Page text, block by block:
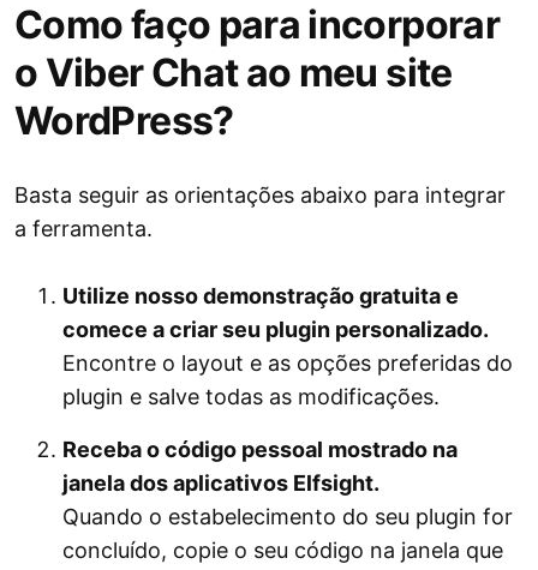
Como faço para incorporar
o Viber Chat ao meu site
WordPress?
Basta seguir as orientações abaixo para integrar
a ferramenta.
Utilize nosso demonstração gratuita e
comece a criar seu plugin personalizado.
Encontre o layout e as opções preferidas do
plugin e salve todas as modificações.
Receba o código pessoal mostrado na
janela dos aplicativos Elfsight.
Quando o estabelecimento do seu plugin for
concluído, copie o seu código na janela que